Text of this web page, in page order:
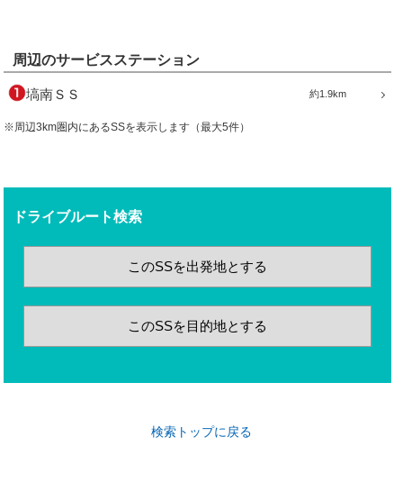
周辺のサービスステーション
約1.9km
塙南ＳＳ
※周辺3km圏内にあるSSを表示します（最大5件）
ドライブルート検索
このSSを出発地とする
このSSを目的地とする
検索トップに戻る